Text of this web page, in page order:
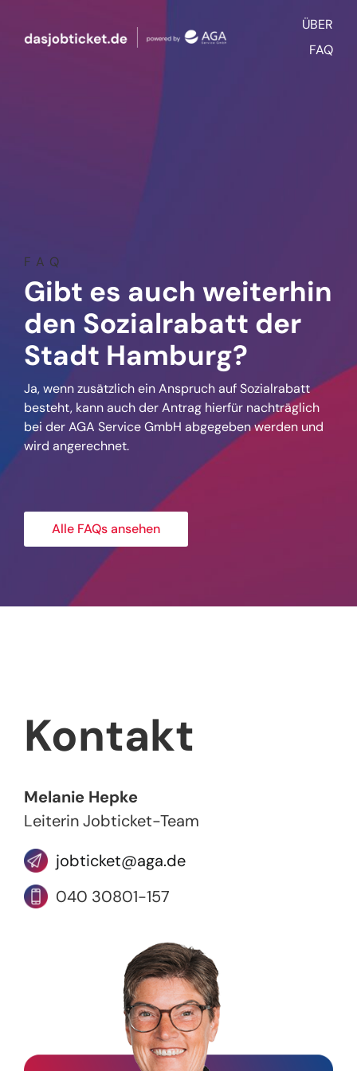
springen
ÜBER
FAQ
FAQ
Gibt es auch weiterhin
den Sozialrabatt der
Stadt Hamburg?
Ja, wenn zusätzlich ein Anspruch auf Sozialrabatt
besteht, kann auch der Antrag hierfür nachträglich
bei der AGA Service GmbH abgegeben werden und
wird angerechnet.
Alle FAQs ansehen
Kontakt
Melanie Hepke
Leiterin Jobticket-Team
jobticket@aga.de
040 30801-157